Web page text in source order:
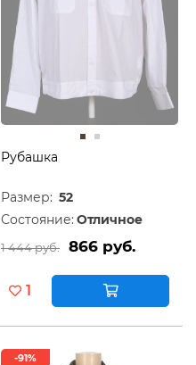
Рубашка
Размер: 52
Состояние: Отличное
1 444 руб. 866 руб.
1
-91%